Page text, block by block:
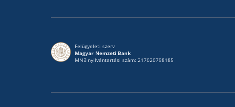
Felügyeleti szerv
Magyar Nemzeti Bank
MNB nyilvántartási szám: 217020798185